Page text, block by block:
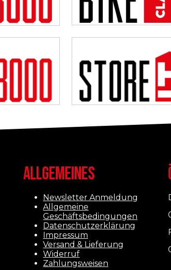
ALLGEMEINES
Newsletter Anmeldung
Allgemeine
Geschäftsbedingungen
Datenschutzerklärung
Impressum
Versand & Lieferung
Widerruf
Zahlungsweisen